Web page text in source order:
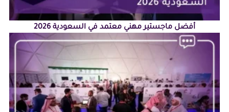
أفضل ماجستير مهني معتمد في السعودية 2026